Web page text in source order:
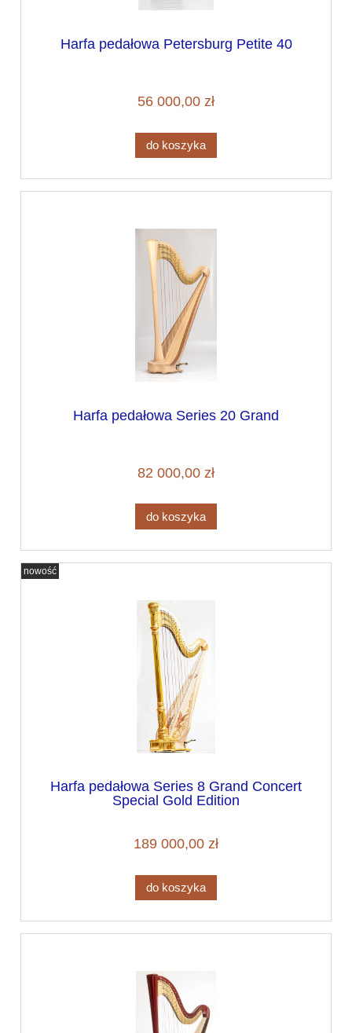
Harfa pedałowa Petersburg Petite 40
56 000,00 zł
do koszyka
Harfa pedałowa Series 20 Grand
82 000,00 zł
do koszyka
Harfa pedałowa Series 8 Grand Concert
Special Gold Edition
189 000,00 zł
do koszyka
nowość